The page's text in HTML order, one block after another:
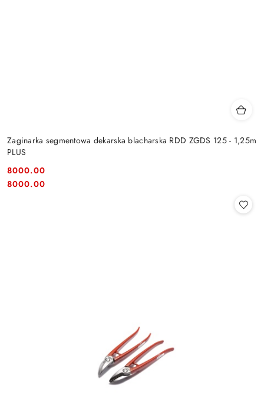
Zaginarka segmentowa dekarska blacharska RDD ZGDS 125 - 1,25m
PLUS
Cena:
8000.00
Cena:
8000.00